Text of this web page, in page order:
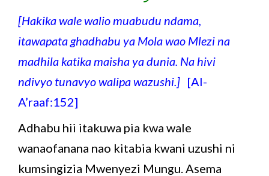
[Hakika wale walio muabudu ndama,
itawapata ghadhabu ya Mola wao Mlezi na
madhila katika maisha ya dunia. Na hivi
ndivyo tunavyo walipa wazushi.] [Al-
A’raaf:152]
Adhabu hii itakuwa pia kwa wale
wanaofanana nao kitabia kwani uzushi ni
kumsingizia Mwenyezi Mungu. Asema